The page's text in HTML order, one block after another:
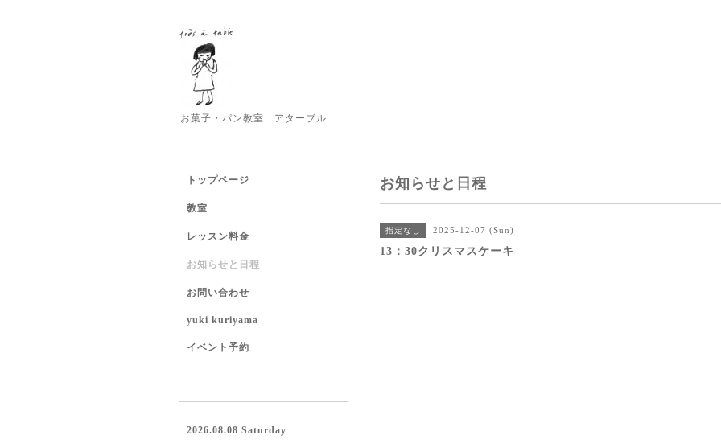
お菓子・パン教室 アターブル
お知らせと日程
指定なし 2025-12-07 (Sun)
13：30クリスマスケーキ
トップページ
教室
レッスン料金
お知らせと日程
お問い合わせ
yuki kuriyama
イベント予約
2026.08.08 Saturday